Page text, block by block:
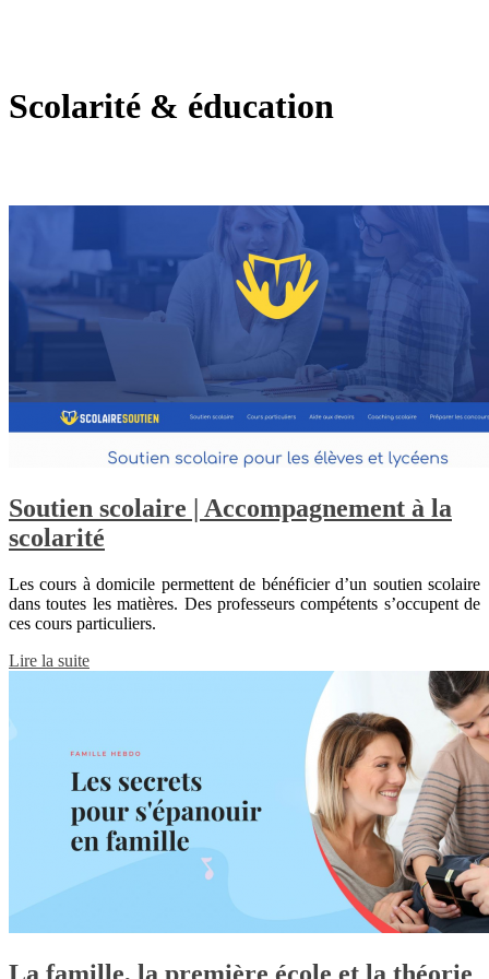
Scolarité & éducation
Soutien scolaire | Accompagnement à la
scolarité
Les cours à domicile permettent de bénéficier d’un soutien scolaire
dans toutes les matières. Des professeurs compétents s’occupent de
ces cours particuliers.
Lire la suite
La famille, la première école et la théorie